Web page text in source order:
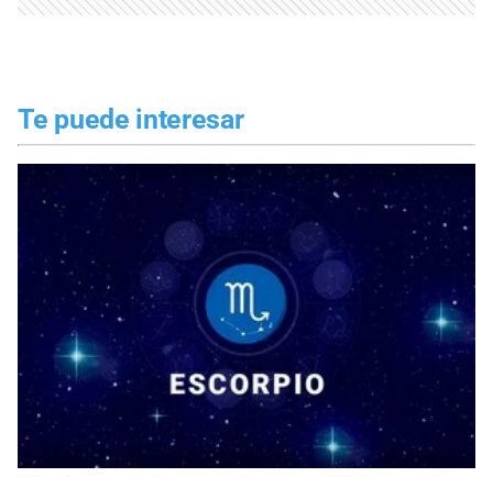
Te puede interesar